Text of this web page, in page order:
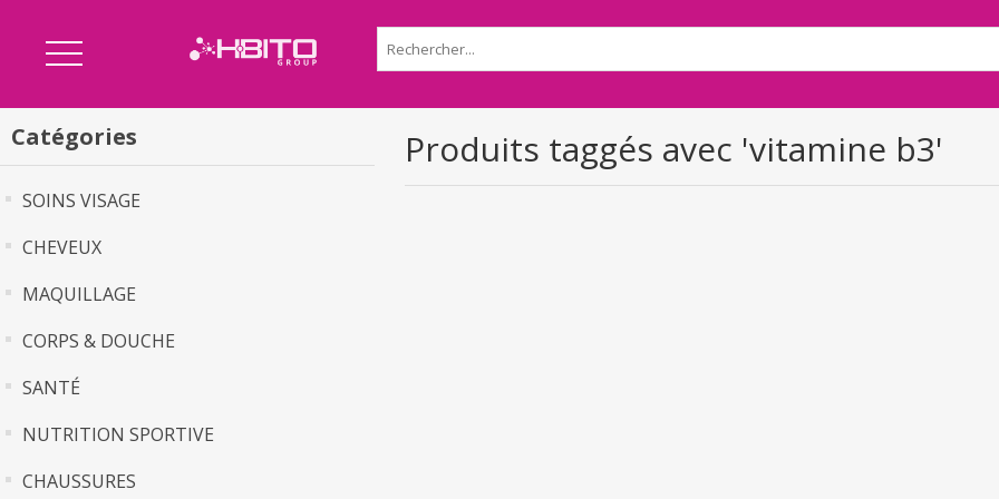
Catégories
SOINS VISAGE
CHEVEUX
MAQUILLAGE
CORPS & DOUCHE
SANTÉ
NUTRITION SPORTIVE
CHAUSSURES
Produits taggés avec 'vitamine b3'